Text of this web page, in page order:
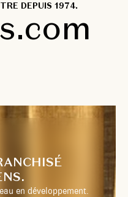
DEPUIS 1974.
en développement.